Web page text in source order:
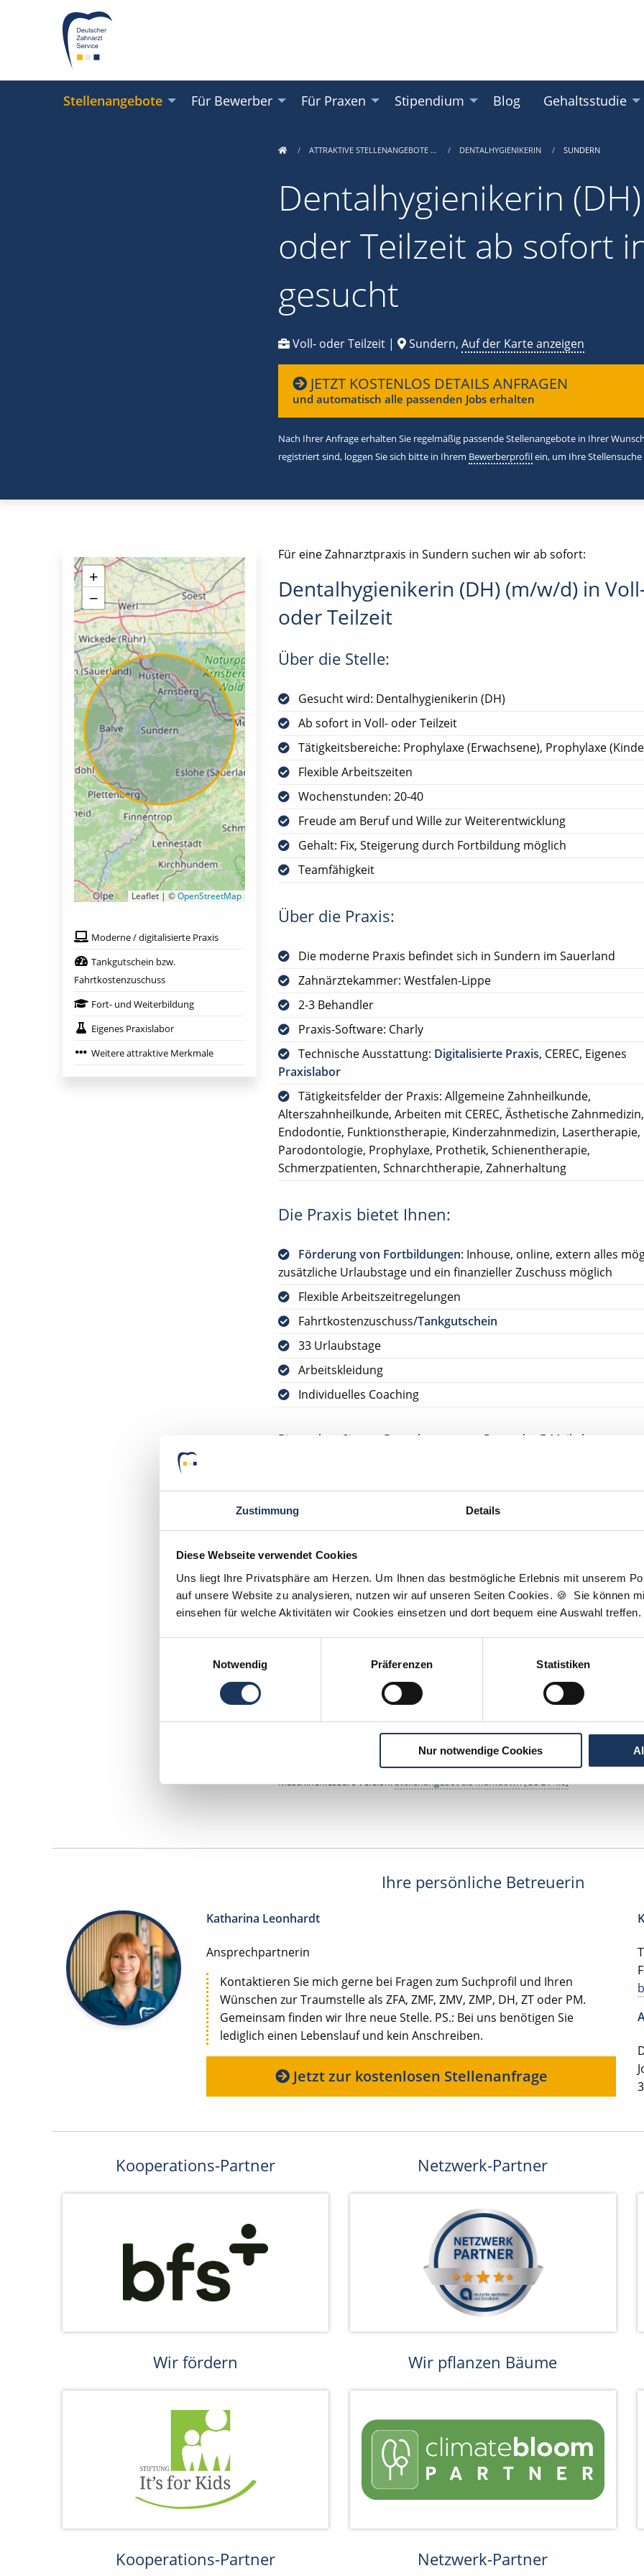
Zustimmung Details
Diese Webseite verwendet Cookies
Uns liegt Ihre Privatsphäre am Herzen. Um Ihnen das bestmögliche Erlebnis mit unserem
auf unsere Website zu analysieren, nutzen wir auf unseren Seiten Cookies. 🍪 Sie können
einsehen für welche Aktivitäten wir Cookies einsetzen und dort bequem eine Auswahl treffen.
Notwendig
Präferenzen Statistiken
Nur notwendige Cookies
Stellenangebote Für Bewerber Für Praxen Stipendium Blog Gehaltsstudie
ATTRAKTIVE STELLENANGEBOTE … DENTALHYGIENIKERIN SUNDERN
Dentalhygienikerin
oder Teilzeit ab sofort
gesucht
Voll- oder Teilzeit | Sundern, Auf der Karte anzeigen
JETZT KOSTENLOS DETAILS ANFRAGEN
und automatisch alle passenden Jobs erhalten
Nach Ihrer Anfrage erhalten Sie regelmäßig passende Stellenangebote in Ihrer
registriert sind, loggen Sie sich bitte in Ihrem Bewerberprofilein, um Ihre
Für eine Zahnarztpraxis in Sundern suchen wir ab sofort:
Dentalhygienikerin (DH) (m/w/d) in
oder Teilzeit
Über die Stelle:
Gesucht wird: Dentalhygienikerin (DH)
Ab sofort in Voll- oder Teilzeit
Tätigkeitsbereiche: Prophylaxe (Erwachsene), Prophylaxe
Flexible Arbeitszeiten
Wochenstunden: 20-40
Freude am Beruf und Wille zur Weiterentwicklung
Gehalt: Fix, Steigerung durch Fortbildung möglich
Teamfähigkeit
Über die Praxis:
Die moderne Praxis befindet sich in Sundern im Sauerland
Zahnärztekammer: Westfalen-Lippe
2-3 Behandler
Praxis-Software: Charly
Technische Ausstattung: Digitalisierte Praxis, CEREC, Eigenes
Praxislabor
Tätigkeitsfelder der Praxis: Allgemeine Zahnheilkunde,
Alterszahnheilkunde, Arbeiten mit CEREC, Ästhetische Zahnmedizin,
Endodontie, Funktionstherapie, Kinderzahnmedizin, Lasertherapie,
Parodontologie, Prophylaxe, Prothetik, Schienentherapie,
Schmerzpatienten, Schnarchtherapie, Zahnerhaltung
Die Praxis bietet Ihnen:
Förderung von Fortbildungen: Inhouse, online, extern alles
zusätzliche Urlaubstage und ein finanzieller Zuschuss möglich
Flexible Arbeitszeitregelungen
Fahrtkostenzuschuss/Tankgutschein
33 Urlaubstage
Arbeitskleidung
Individuelles Coaching
Bitte sehen Sie von Bewerbungen per Post oder E-Mail ab.
Ihr Deutscher Zahnarzt Service
59846 Sundern
Jetzt kostenlos Details anfragen
Momentan interessieren sich Stellenangebote als
Maschinenlesbare Version:Stellenangebot als Markdown (CC BY 4.0)
+
−
Leaflet | ©OpenStreetMap
Moderne / digitalisierte Praxis
Tankgutschein bzw.
Fahrtkostenzuschuss
Fort- und Weiterbildung
Eigenes Praxislabor
Weitere attraktive Merkmale
Ihre persönliche Betreuerin
Katharina Leonhardt
Ansprechpartnerin
Kontaktieren Sie mich gerne bei Fragen zum Suchprofil und Ihren
Wünschen zur Traumstelle als ZFA, ZMF, ZMV, ZMP, DH, ZT oder PM.
Gemeinsam finden wir Ihre neue Stelle. PS.: Bei uns benötigen Sie
lediglich einen Lebenslauf und kein Anschreiben.
Jetzt zur kostenlosen Stellenanfrage
Kooperations-Partner Netzwerk-Partner
Wir fördern Wir pflanzen Bäume
Kooperations-Partner Netzwerk-Partner